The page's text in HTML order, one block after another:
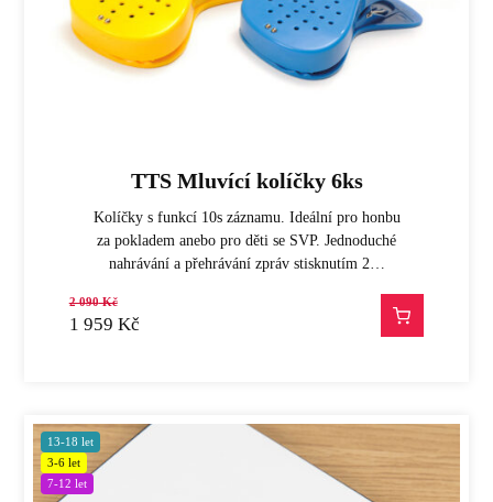
TTS Mluvící kolíčky 6ks
Kolíčky s funkcí 10s záznamu. Ideální pro honbu
za pokladem anebo pro děti se SVP. Jednoduché
nahrávání a přehrávání zpráv stisknutím 2…
2 090Kč
1 959 Kč
13-18 let
3-6 let
7-12 let